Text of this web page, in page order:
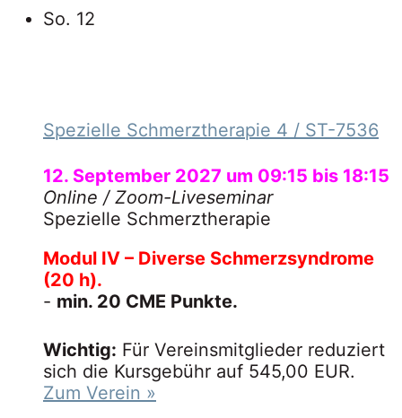
So. 12
Spezielle Schmerztherapie 4 / ST-7536
12. September 2027 um 09:15 bis 18:15
Online / Zoom-Liveseminar
Spezielle Schmerztherapie
Modul IV – Diverse Schmerzsyndrome
(20 h).
- min. 20 CME Punkte.
Wichtig: Für Vereinsmitglieder reduziert
sich die Kursgebühr auf 545,00 EUR.
Zum Verein »